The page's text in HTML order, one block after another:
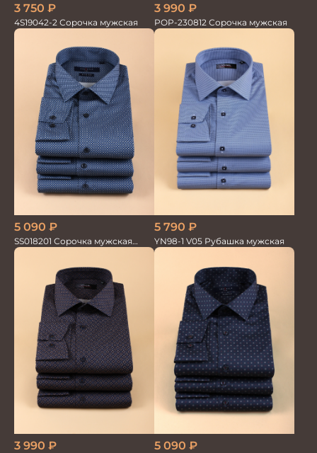
3 750 ₽
4S19042-2 Сорочка мужская
3 990 ₽
POP-230812 Сорочка мужская
5 090 ₽
SS018201 Сорочка мужская
GROSTYLE PRIME
5 790 ₽
YN98-1 V05 Рубашка мужская
3 990 ₽ 5 090 ₽